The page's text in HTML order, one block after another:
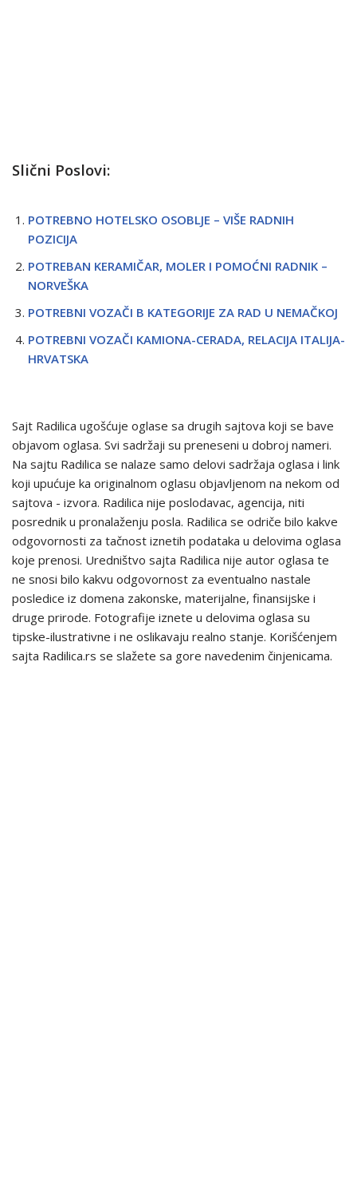
Slični Poslovi:
POTREBNO HOTELSKO OSOBLJE – VIŠE RADNIH
POZICIJA
POTREBAN KERAMIČAR, MOLER I POMOĆNI RADNIK –
NORVEŠKA
POTREBNI VOZAČI B KATEGORIJE ZA RAD U NEMAČKOJ
POTREBNI VOZAČI KAMIONA-CERADA, RELACIJA ITALIJA-
HRVATSKA
Sajt Radilica ugošćuje oglase sa drugih sajtova koji se bave
objavom oglasa. Svi sadržaji su preneseni u dobroj nameri.
Na sajtu Radilica se nalaze samo delovi sadržaja oglasa i link
koji upućuje ka originalnom oglasu objavljenom na nekom od
sajtova - izvora. Radilica nije poslodavac, agencija, niti
posrednik u pronalaženju posla. Radilica se odriče bilo kakve
odgovornosti za tačnost iznetih podataka u delovima oglasa
koje prenosi. Uredništvo sajta Radilica nije autor oglasa te
ne snosi bilo kakvu odgovornost za eventualno nastale
posledice iz domena zakonske, materijalne, finansijske i
druge prirode. Fotografije iznete u delovima oglasa su
tipske-ilustrativne i ne oslikavaju realno stanje. Korišćenjem
sajta Radilica.rs se slažete sa gore navedenim činjenicama.